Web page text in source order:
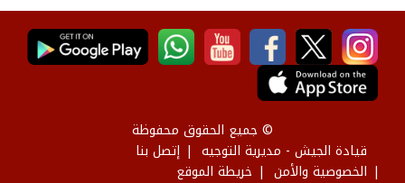
© جميع الحقوق محفوظة
قيادة الجيش - مديرية التوجيه
إتصل بنا
الخصوصية والأمن
خريطة الموقع